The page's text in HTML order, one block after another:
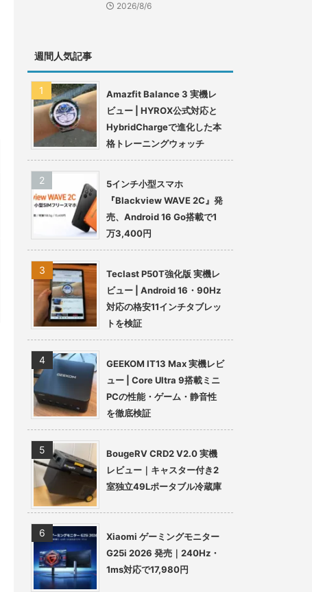
2026/8/6
週間人気記事
Amazfit Balance 3 実機レ
ビュー | HYROX公式対応と
HybridChargeで進化した本
格トレーニングウォッチ
5インチ小型スマホ
『Blackview WAVE 2C』発
売、Android 16 Go搭載で1
万3,400円
Teclast P50T強化版 実機レ
ビュー | Android 16・90Hz
対応の格安11インチタブレッ
トを検証
GEEKOM IT13 Max 実機レビ
ュー | Core Ultra 9搭載ミニ
PCの性能・ゲーム・静音性
を徹底検証
BougeRV CRD2 V2.0 実機
レビュー｜キャスター付き2
室独立49Lポータブル冷蔵庫
Xiaomi ゲーミングモニター
G25i 2026 発売｜240Hz・
1ms対応で17,980円